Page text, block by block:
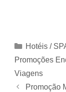
Categorias
Hotéis /
Promoções
Viagens
Promoção